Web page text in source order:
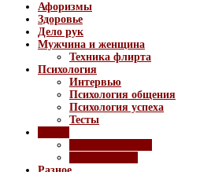
Афоризмы
Здоровье
Дело рук
Мужчина и женщина
Техника флирта
Психология
Интервью
Психология общения
Психология успеха
Тесты